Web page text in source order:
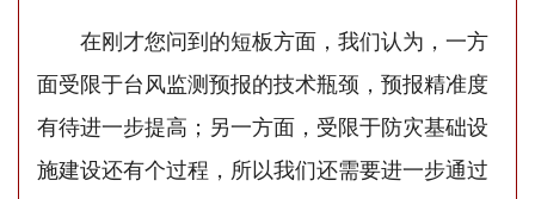
在刚才您问到的短板方面，我们认为，一方
面受限于台风监测预报的技术瓶颈，预报精准度
有待进一步提高；另一方面，受限于防灾基础设
施建设还有个过程，所以我们还需要进一步通过